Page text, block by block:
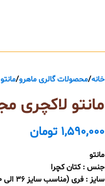
خانه محصولات گالری ماهرو
مانتو لاکچری
1,590,000 تومان
مانتو
جنس : کتان کچرا
سایز : فری (مناسب سایز 36 الی 50)